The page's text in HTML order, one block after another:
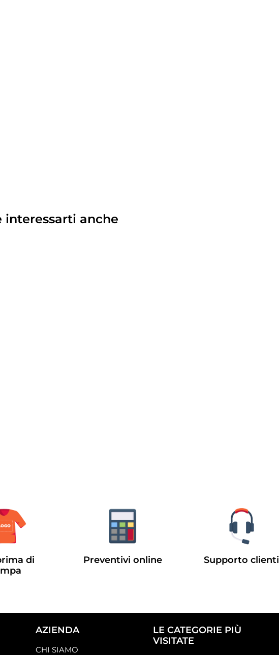
interessarti anche
di
Preventivi online Supporto clienti
AZIENDA
CHI SIAMO
LE CATEGORIE PIÙ
VISITATE